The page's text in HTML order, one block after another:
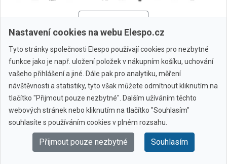
Všechny značky
© 2010 - 2026 Elespo.cz
Nastavení cookies na webu Elespo.cz
Tyto stránky společnosti Elespo používají cookies pro nezbytné
funkce jako je např. uložení položek v nákupním košíku, uchování
vašeho přihlášení a jiné. Dále pak pro analytiku, měření
návštěvnosti a statistiky, tyto však můžete odmítnout kliknutím na
tlačítko "Přijmout pouze nezbytné". Dalším užíváním těchto
webových stránek nebo kliknutím na tlačítko "Souhlasím"
souhlasíte s používáním cookies v plném rozsahu.
Přijmout pouze nezbytné Souhlasím